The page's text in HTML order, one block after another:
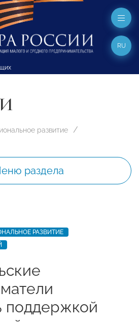
RU
развитие
раздела
РАЗВИТИЕ
поддержкой